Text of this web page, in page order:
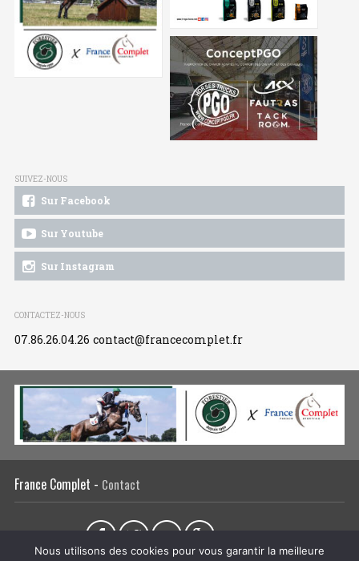
SUIVEZ-NOUS
Sur Facebook
Sur Youtube
Sur Instagram
CONTACTEZ-NOUS
07.86.26.04.26 contact@francecomplet.fr
France Complet - Contact
Nous utilisons des cookies pour vous garantir la meilleure